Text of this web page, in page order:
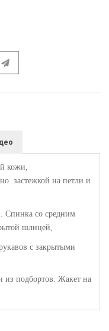
кожи,
застежкой на петли и
Спинка со средним
шлицей,
с закрытыми
из подбортов. Жакет на